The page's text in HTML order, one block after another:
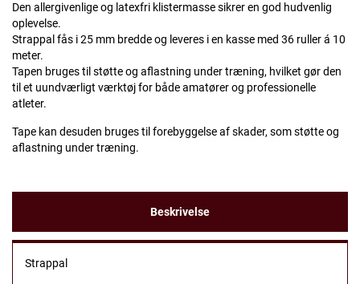
Den allergivenlige og latexfri klistermasse sikrer en god hudvenlig
oplevelse.
Strappal fås i 25 mm bredde og leveres i en kasse med 36 ruller á 10
meter.
Tapen bruges til støtte og aflastning under træning, hvilket gør den
til et uundværligt værktøj for både amatører og professionelle
atleter.
Tape kan desuden bruges til forebyggelse af skader, som støtte og
aflastning under træning.
Beskrivelse
Strappal